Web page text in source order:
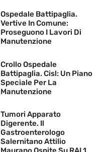
Ospedale Battipaglia.
Vertive In Comune:
Proseguono I Lavori Di
Manutenzione
Crollo Ospedale
Battipaglia. Cisl: Un Piano
Speciale Per La
Manutenzione
Tumori Apparato
Digerente. Il
Gastroenterologo
Salernitano Attilio